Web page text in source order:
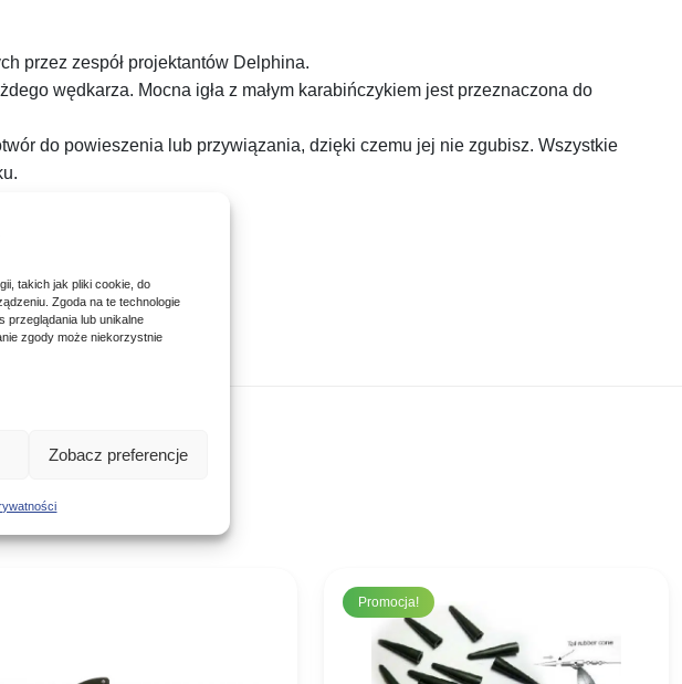
takich jak pliki cookie, do
Zgoda na te technologie
przeglądania lub unikalne
zgody może niekorzystnie
Zobacz preferencje
przez zespół projektantów Delphina.
wędkarza. Mocna igła z małym karabińczykiem jest przeznaczona do
do powieszenia lub przywiązania, dzięki czemu jej nie zgubisz. Wszystkie
Ci się spodobać
Promocja!